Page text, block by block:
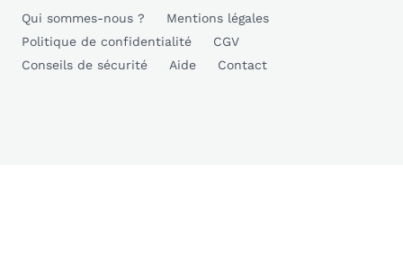
Qui sommes-nous ?
Mentions légales
Politique de confidentialité
CGV
Conseils de sécurité
Aide Contact